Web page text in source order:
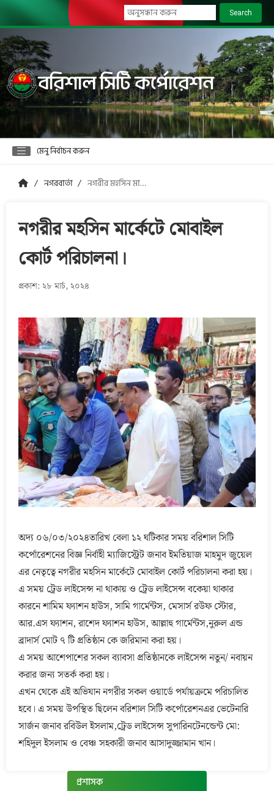
Search
বরিশাল সিটি কর্পোরেশন
মেনু নির্বাচন করুন
নগরবার্তা নগরীর মহসিন মার্কেটে মোবাইল কোর্ট পরিচালনা।
নগরীর মহসিন মার্কেটে মোবাইল
কোর্ট পরিচালনা।
প্রকাশ: ২৮ মার্চ, ২০২৪
অদ্য ০৬/০৩/২০২৪তারিখ বেলা ১২ ঘটিকার সময় বরিশাল সিটি
কর্পোরেশনের বিজ্ঞ নির্বাহী ম্যাজিস্ট্রেট জনাব ইমতিয়াজ মাহমুদ জুয়েল
এর নেতৃত্বে নগরীর মহসিন মার্কেটে মোবাইল কোর্ট পরিচালনা করা হয়।
এ সময় ট্রেড লাইসেন্স না থাকায় ও ট্রেড লাইসেন্স বকেয়া থাকার
কারনে শামিম ফ্যাশন হাউস, সামি গার্মেন্টস, মেসার্স রউফ স্টোর,
আর.এস ফ্যাশন, রাশেদ ফ্যাশন হাউস, আল্লাহু গার্মেন্টস,নুরুল এন্ড
ব্রাদার্স মোট ৭ টি প্রতিষ্ঠান কে জরিমানা করা হয়।
এ সময় আশেপাশের সকল ব্যাবসা প্রতিষ্ঠানকে লাইসেন্স নতুন/ নবায়ন
করার জন্য সতর্ক করা হয়।
এখন থেকে এই অভিযান নগরীর সকল ওয়ার্ডে পর্যায়ক্রমে পরিচালিত
হবে। এ সময় উপস্থিত ছিলেন বরিশাল সিটি কর্পোরেশনএর ভেটেনারি
সার্জন জনাব রবিউল ইসলাম,ট্রেড লাইসেন্স সুপারিনটেনন্ডেন্ট মো:
শহিদুল ইসলাম ও বেঞ্চ সহকারী জনাব আসাদুজ্জামান খান।
প্রশাসক